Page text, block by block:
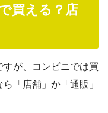
買える？店
が、コンビニでは買
「店舗」か「通販」